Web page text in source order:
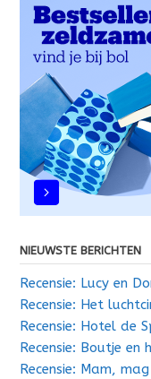
NIEUWSTE BERICHTEN
Recensie: Lucy en
Recensie: Het
Recensie: Hotel de
Recensie: Boutje
Recensie: Mam,